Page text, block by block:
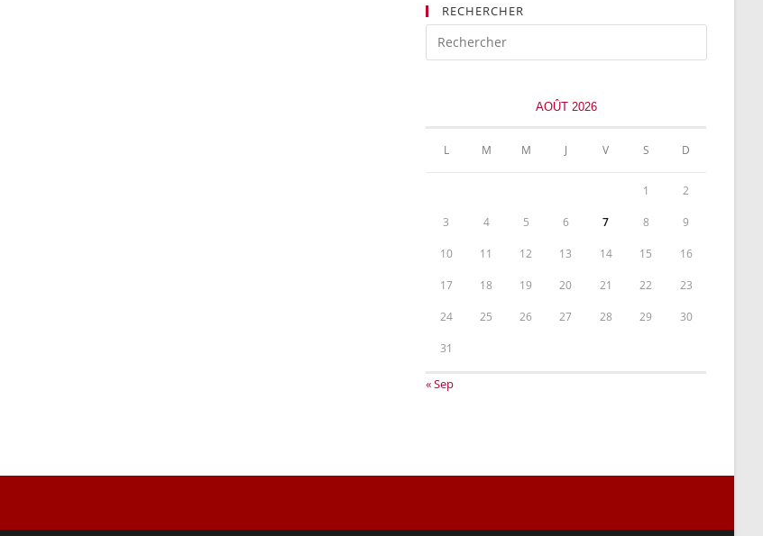
RECHERCHER
AOÛT 2026
L M M J V S D
1 2
3 4 5 6 7 8 9
10 11 12 13 14 15 16
17 18 19 20 21 22 23
24 25 26 27 28 29 30
31
« Sep